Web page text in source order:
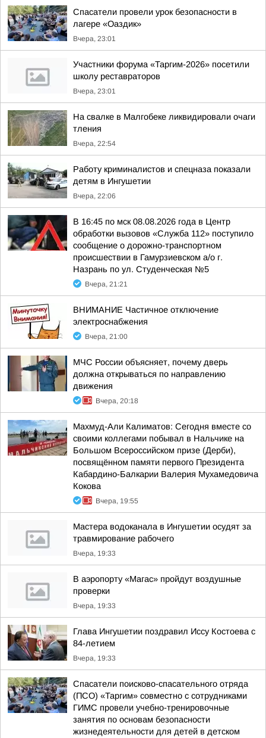
Спасатели провели урок безопасности в
лагере «Оаздик»
Вчера, 23:01
Участники форума «Таргим-2026» посетили
школу реставраторов
Вчера, 23:01
На свалке в Малгобеке ликвидировали очаги
тления
Вчера, 22:54
Работу криминалистов и спецназа показали
детям в Ингушетии
Вчера, 22:06
В 16:45 по мск 08.08.2026 года в Центр
обработки вызовов «Служба 112» поступило
сообщение о дорожно-транспортном
происшествии в Гамурзиевском а/о г.
Назрань по ул. Студенческая №5
Вчера, 21:21
ВНИМАНИЕ Частичное отключение
электроснабжения
Вчера, 21:00
МЧС России объясняет, почему дверь
должна открываться по направлению
движения
Вчера, 20:18
Махмуд-Али Калиматов: Сегодня вместе со
своими коллегами побывал в Нальчике на
Большом Всероссийском призе (Дерби),
посвящённом памяти первого Президента
Кабардино-Балкарии Валерия Мухамедовича
Кокова
Вчера, 19:55
Мастера водоканала в Ингушетии осудят за
травмирование рабочего
Вчера, 19:33
В аэропорту «Магас» пройдут воздушные
проверки
Вчера, 19:33
Глава Ингушетии поздравил Иссу Костоева с
84-летием
Вчера, 19:33
Спасатели поисково-спасательного отряда
(ПСО) «Таргим» совместно с сотрудниками
ГИМС провели учебно-тренировочные
занятия по основам безопасности
жизнедеятельности для детей в детском